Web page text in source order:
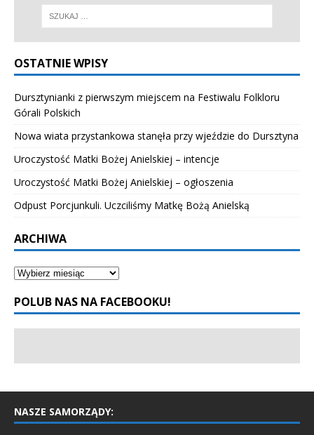
OSTATNIE WPISY
Dursztynianki z pierwszym miejscem na Festiwalu Folkloru
Górali Polskich
Nowa wiata przystankowa stanęła przy wjeździe do Dursztyna
Uroczystość Matki Bożej Anielskiej – intencje
Uroczystość Matki Bożej Anielskiej – ogłoszenia
Odpust Porcjunkuli. Uczciliśmy Matkę Bożą Anielską
ARCHIWA
POLUB NAS NA FACEBOOKU!
NASZE SAMORZĄDY: